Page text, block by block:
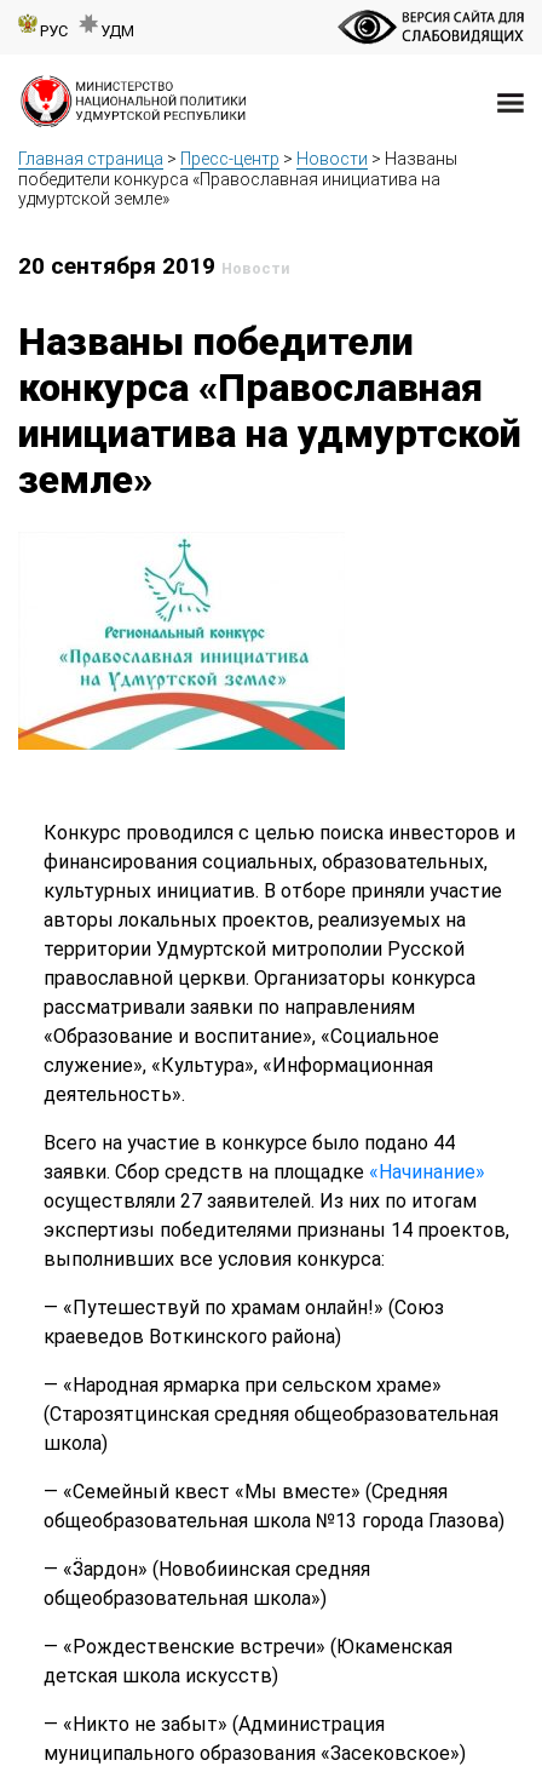
РУС УДМ
Главная страница > Пресс-центр > Новости > Названы
победители конкурса «Православная инициатива на
удмуртской земле»
20 сентября 2019 Новости
Названы победители
конкурса «Православная
инициатива на удмуртской
земле»
Конкурс проводился с целью поиска инвесторов и
финансирования социальных, образовательных,
культурных инициатив. В отборе приняли участие
авторы локальных проектов, реализуемых на
территории Удмуртской митрополии Русской
православной церкви. Организаторы конкурса
рассматривали заявки по направлениям
«Образование и воспитание», «Социальное
служение», «Культура», «Информационная
деятельность».
Всего на участие в конкурсе было подано 44
заявки. Сбор средств на площадке «Начинание»
осуществляли 27 заявителей. Из них по итогам
экспертизы победителями признаны 14 проектов,
выполнивших все условия конкурса:
— «Путешествуй по храмам онлайн!» (Союз
краеведов Воткинского района)
— «Народная ярмарка при сельском храме»
(Старозятцинская средняя общеобразовательная
школа)
— «Семейный квест «Мы вместе» (Средняя
общеобразовательная школа №13 города Глазова)
— «Ӟардон» (Новобиинская средняя
общеобразовательная школа»)
— «Рождественские встречи» (Юкаменская
детская школа искусств)
— «Никто не забыт» (Администрация
муниципального образования «Засековское»)